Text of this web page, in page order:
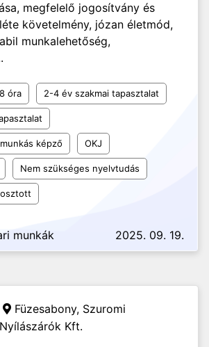
megfelelő jogosítvány és
követelmény, józan életmód,
munkalehetőség,
óra 2-4 év szakmai tapasztalat
képző OKJ
Nem szükséges nyelvtudás
munkák 2025. 09. 19.
Füzesabony, Szuromi
Nyílászárók Kft.